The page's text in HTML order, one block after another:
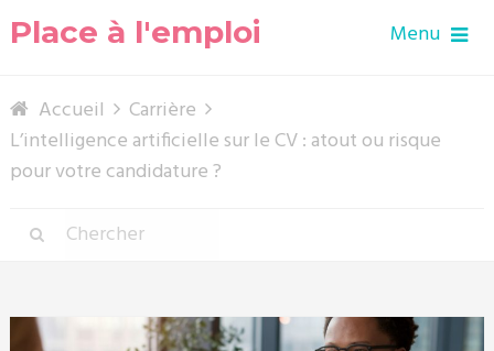
Place à l'emploi Menu
Accueil
Carrière
L’intelligence artificielle sur le CV : atout ou risque
pour votre candidature ?